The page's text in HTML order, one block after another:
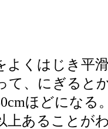
くはじき平
て、にぎると
ほどになる
上あることが